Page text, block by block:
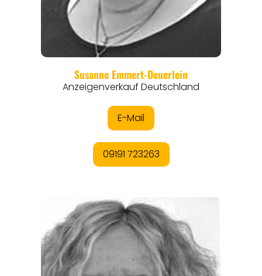
REGIONEN
ORTE
EVENTS
REISEFÜHRER
REISEMAGAZINE
THEMEN
ANGEBOTE